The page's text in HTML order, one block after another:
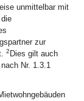
unmittelbar mit
zur
2 Dies gilt auch
Nr. 1.3.1